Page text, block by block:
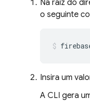
Na raiz do
o seguinte
Insira um
A CLI gera